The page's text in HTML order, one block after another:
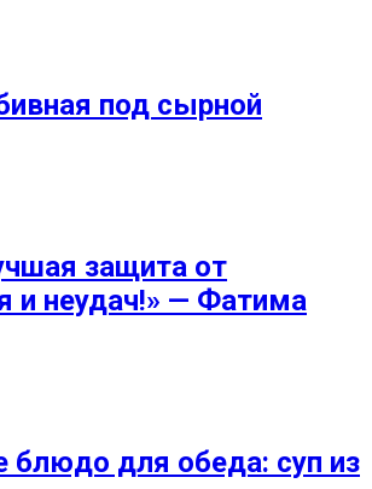
под сырной
защита от
и неудач!» — Фатима
блюдо для обеда: суп из